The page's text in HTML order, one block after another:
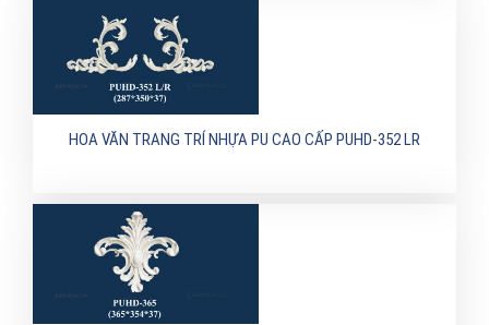
HOA VĂN TRANG TRÍ NHỰA PU CAO CẤP PUHD-352 LR